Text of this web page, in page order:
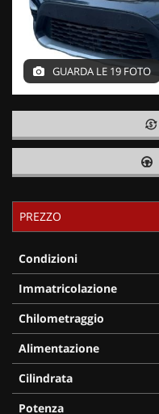
GUARDA LE 19 FOTO
PREZZO
Condizioni
Immatricolazione
Chilometraggio
Alimentazione
Cilindrata
Potenza